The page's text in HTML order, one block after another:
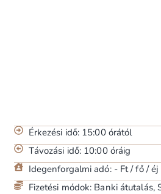
Érkezési idő: 15:00 órától
Távozási idő: 10:00 óráig
Idegenforgalmi adó: - Ft / fő / éj
Fizetési módok: Banki átutalás,